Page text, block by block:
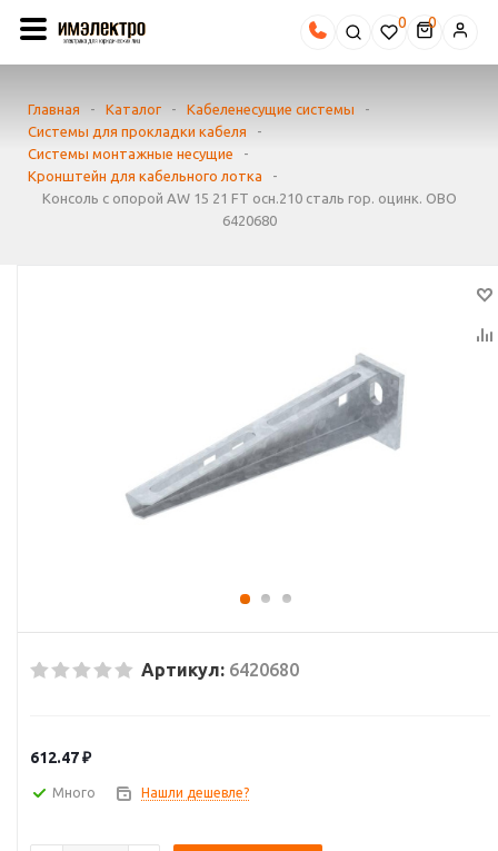
0
Главная - Каталог - Кабеленесущие системы
-
Системы для прокладки кабеля
-
Системы монтажные несущие
-
Кронштейн для кабельного лотка
-
Консоль с опорой AW 15 21 FT осн.210 сталь гор. оцинк. OBO
6420680
Артикул: 6420680
612.47₽
Много Нашли дешевле?